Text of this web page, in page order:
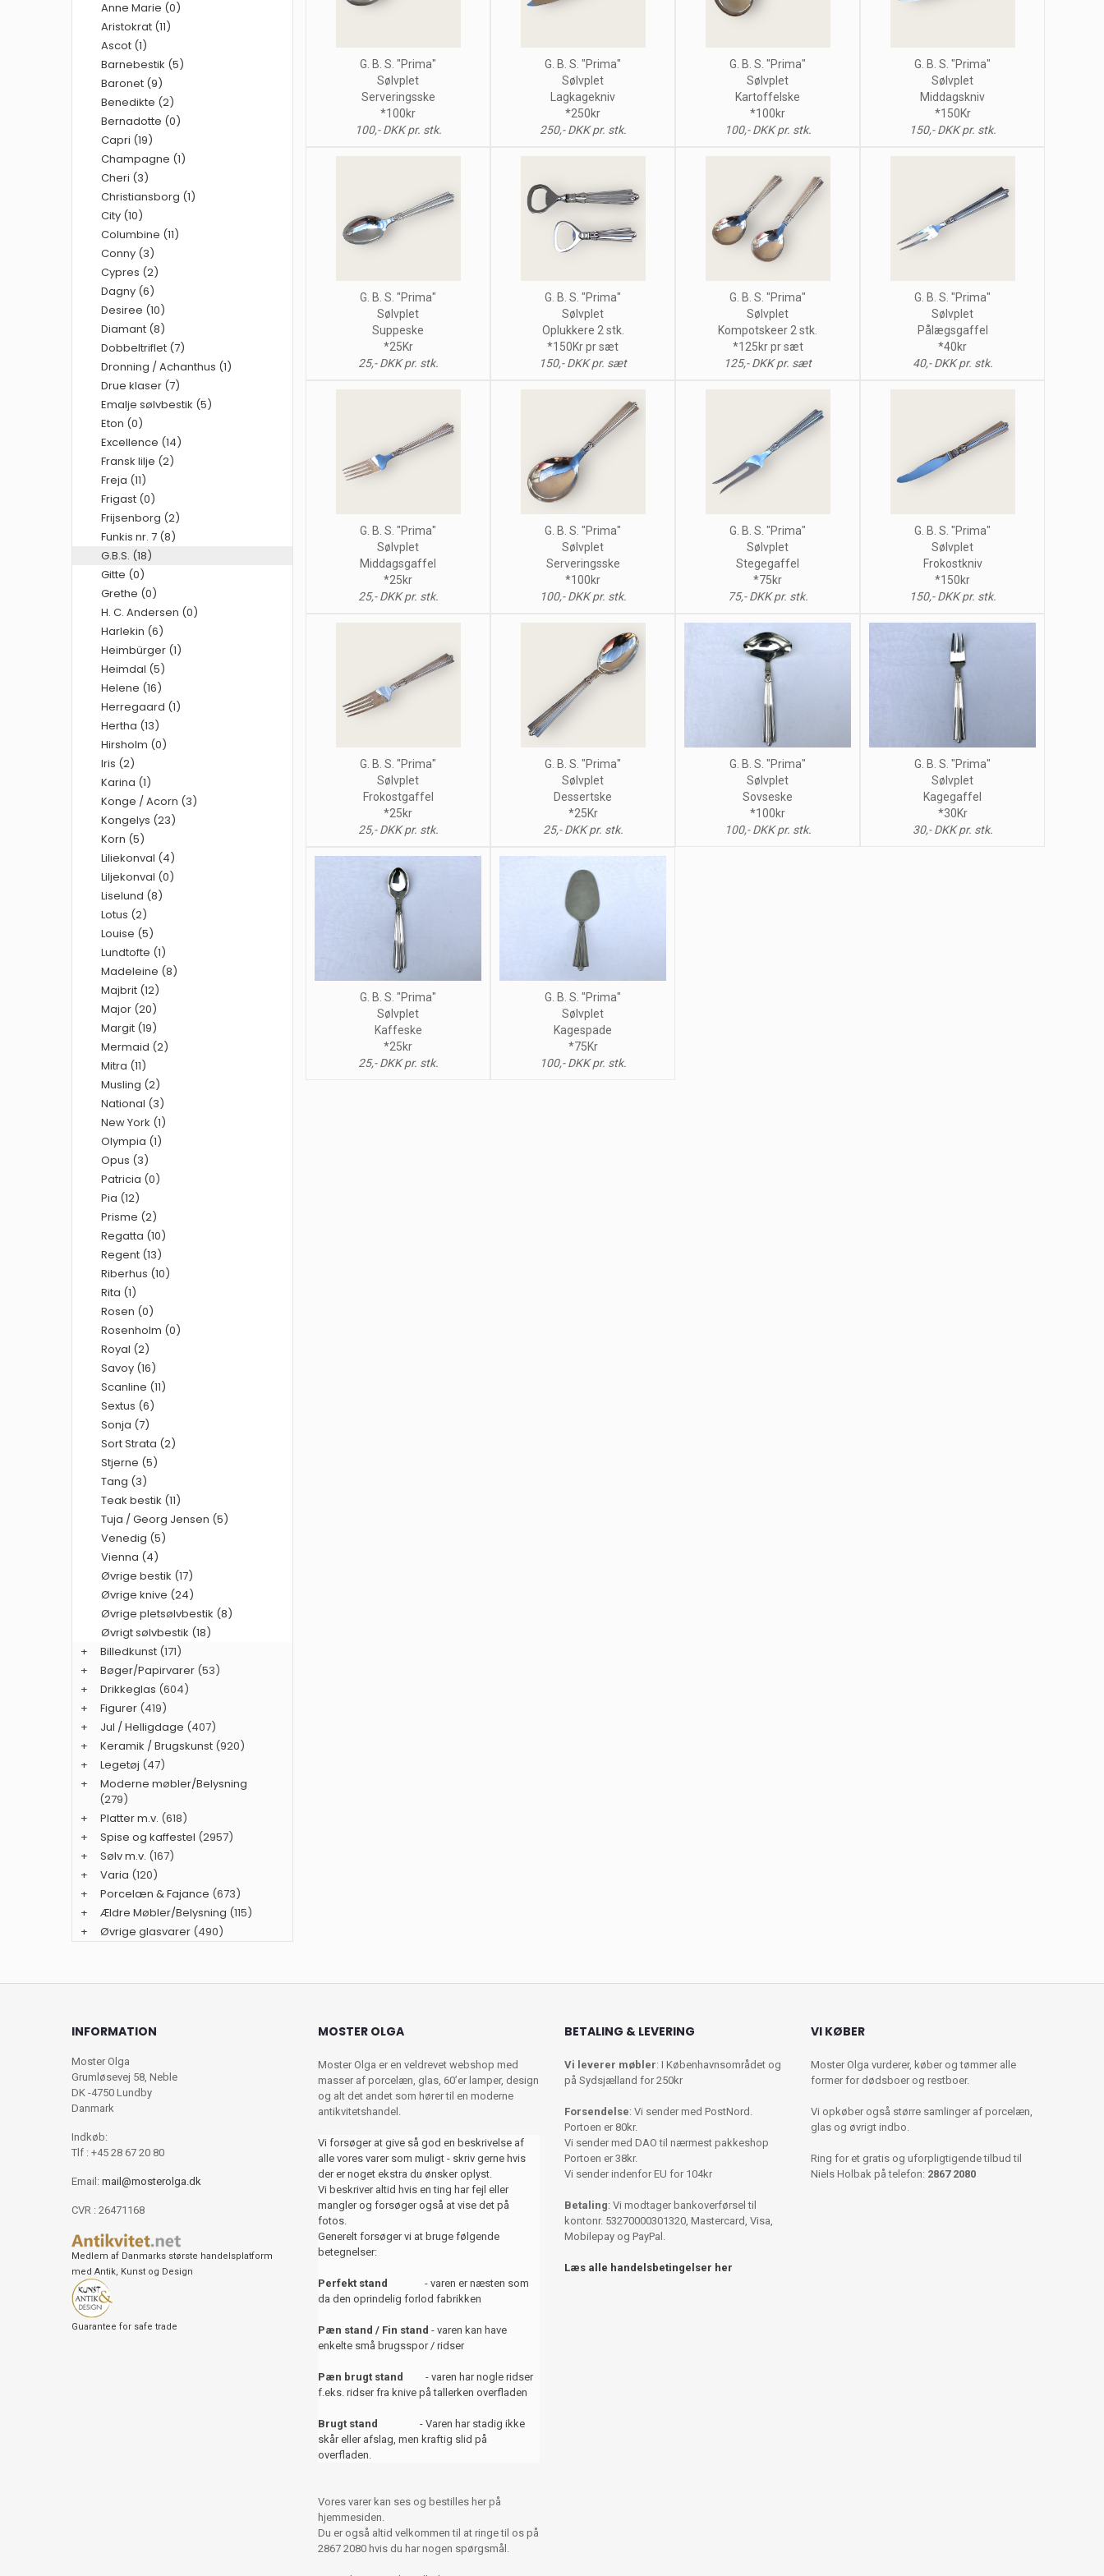
G. B. S. "Prima"
Sølvplet
Serveringsske
*100kr
100,- DKK pr. stk.
G. B. S. "Prima"
Sølvplet
Lagkagekniv
*250kr
250,- DKK pr. stk.
G. B. S. "Prima"
Sølvplet
Kartoffelske
*100kr
100,- DKK pr. stk.
G. B. S. "Prima"
Sølvplet
Middagskniv
*150Kr
150,- DKK pr. stk.
G. B. S. "Prima"
Sølvplet
Suppeske
*25Kr
25,- DKK pr. stk.
G. B. S. "Prima"
Sølvplet
Oplukkere 2 stk.
*150Kr pr sæt
150,- DKK pr. sæt
G. B. S. "Prima"
Sølvplet
Kompotskeer 2 stk.
*125kr pr sæt
125,- DKK pr. sæt
G. B. S. "Prima"
Sølvplet
Pålægsgaffel
*40kr
40,- DKK pr. stk.
G. B. S. "Prima"
Sølvplet
Middagsgaffel
*25kr
25,- DKK pr. stk.
G. B. S. "Prima"
Sølvplet
Serveringsske
*100kr
100,- DKK pr. stk.
G. B. S. "Prima"
Sølvplet
Stegegaffel
*75kr
75,- DKK pr. stk.
G. B. S. "Prima"
Sølvplet
Frokostkniv
*150kr
150,- DKK pr. stk.
G. B. S. "Prima"
Sølvplet
Frokostgaffel
*25kr
25,- DKK pr. stk.
G. B. S. "Prima"
Sølvplet
Dessertske
*25Kr
25,- DKK pr. stk.
G. B. S. "Prima"
Sølvplet
Sovseske
*100kr
100,- DKK pr. stk.
G. B. S. "Prima"
Sølvplet
Kagegaffel
*30Kr
30,- DKK pr. stk.
G. B. S. "Prima"
Sølvplet
Kaffeske
*25kr
25,- DKK pr. stk.
G. B. S. "Prima"
Sølvplet
Kagespade
*75Kr
100,- DKK pr. stk.
Anne Marie (0)
Aristokrat (11)
Ascot (1)
Barnebestik (5)
Baronet (9)
Benedikte (2)
Bernadotte (0)
Capri (19)
Champagne (1)
Cheri (3)
Christiansborg (1)
City (10)
Columbine (11)
Conny (3)
Cypres (2)
Dagny (6)
Desiree (10)
Diamant (8)
Dobbeltriflet (7)
Dronning / Achanthus (1)
Drue klaser (7)
Emalje sølvbestik (5)
Eton (0)
Excellence (14)
Fransk lilje (2)
Freja (11)
Frigast (0)
Frijsenborg (2)
Funkis nr. 7 (8)
G.B.S. (18)
Gitte (0)
Grethe (0)
H. C. Andersen (0)
Harlekin (6)
Heimbürger (1)
Heimdal (5)
Helene (16)
Herregaard (1)
Hertha (13)
Hirsholm (0)
Iris (2)
Karina (1)
Konge / Acorn (3)
Kongelys (23)
Korn (5)
Liliekonval (4)
Liljekonval (0)
Liselund (8)
Lotus (2)
Louise (5)
Lundtofte (1)
Madeleine (8)
Majbrit (12)
Major (20)
Margit (19)
Mermaid (2)
Mitra (11)
Musling (2)
National (3)
New York (1)
Olympia (1)
Opus (3)
Patricia (0)
Pia (12)
Prisme (2)
Regatta (10)
Regent (13)
Riberhus (10)
Rita (1)
Rosen (0)
Rosenholm (0)
Royal (2)
Savoy (16)
Scanline (11)
Sextus (6)
Sonja (7)
Sort Strata (2)
Stjerne (5)
Tang (3)
Teak bestik (11)
Tuja / Georg Jensen (5)
Venedig (5)
Vienna (4)
Øvrige bestik (17)
Øvrige knive (24)
Øvrige pletsølvbestik (8)
Øvrigt sølvbestik (18)
+
Billedkunst (171)
+
Bøger/Papirvarer (53)
+
Drikkeglas (604)
+
Figurer (419)
+
Jul / Helligdage (407)
+
Keramik / Brugskunst (920)
+
Legetøj (47)
+
Moderne møbler/Belysning
(279)
+
Platter m.v. (618)
+
Spise og kaffestel (2957)
+
Sølv m.v. (167)
+
Varia (120)
+
Porcelæn & Fajance (673)
+
Ældre Møbler/Belysning (115)
+
Øvrige glasvarer (490)
INFORMATION
Moster Olga
Grumløsevej 58, Neble
DK -4750 Lundby
Danmark
Indkøb:
Tlf : +45 28 67 20 80
Email: mail@mosterolga.dk
CVR : 26471168
Medlem af Danmarks største handelsplatform
med Antik, Kunst og Design
Guarantee for safe trade
MOSTER OLGA
Moster Olga er en veldrevet webshop med
masser af porcelæn, glas, 60’er lamper, design
og alt det andet som hører til en moderne
antikvitetshandel.
Vi forsøger at give så god en beskrivelse af
alle vores varer som muligt - skriv gerne hvis
der er noget ekstra du ønsker oplyst.
Vi beskriver altid hvis en ting har fejl eller
mangler og forsøger også at vise det på
fotos.
Generelt forsøger vi at bruge følgende
betegnelser:
Perfekt stand
- varen er næsten som
da den oprindelig forlod fabrikken
Pæn stand / Fin stand - varen kan have
enkelte små brugsspor / ridser
Pæn brugt stand
- varen har nogle ridser
f.eks. ridser fra knive på tallerken overfladen
Brugt stand
- Varen har stadig ikke
skår eller afslag, men kraftig slid på
overfladen.
Vores varer kan ses og bestilles her på
hjemmesiden.
Du er også altid velkommen til at ringe til os på
2867 2080 hvis du har nogen spørgsmål.
BETALING & LEVERING
Vi leverer møbler: I Københavnsområdet og
på Sydsjælland for 250kr
Forsendelse: Vi sender med PostNord.
Portoen er 80kr.
Vi sender med DAO til nærmest pakkeshop
Portoen er 38kr.
Vi sender indenfor EU for 104kr
Betaling: Vi modtager bankoverførsel til
kontonr. 53270000301320, Mastercard, Visa,
Mobilepay og PayPal.
Læs alle handelsbetingelser her
VI KØBER
Moster Olga vurderer, køber og tømmer alle
former for dødsboer og restboer.
Vi opkøber også større samlinger af porcelæn,
glas og øvrigt indbo.
Ring for et gratis og uforpligtigende tilbud til
Niels Holbak på telefon: 2867 2080